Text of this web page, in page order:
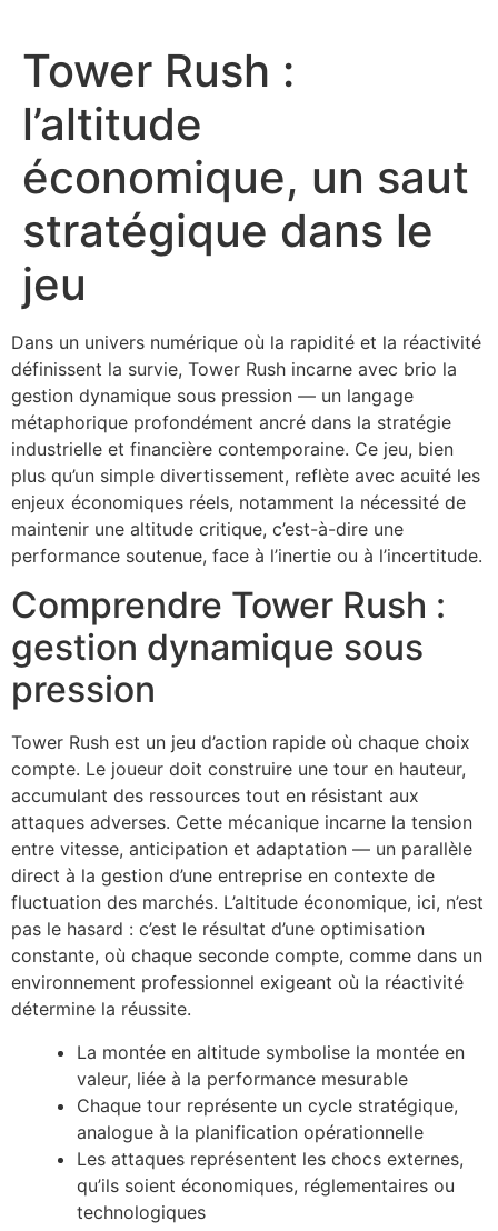
Tower Rush :
l’altitude
économique, un saut
stratégique dans le
jeu
Dans un univers numérique où la rapidité et la réactivité
définissent la survie, Tower Rush incarne avec brio la
gestion dynamique sous pression — un langage
métaphorique profondément ancré dans la stratégie
industrielle et financière contemporaine. Ce jeu, bien
plus qu’un simple divertissement, reflète avec acuité les
enjeux économiques réels, notamment la nécessité de
maintenir une altitude critique, c’est-à-dire une
performance soutenue, face à l’inertie ou à l’incertitude.
Comprendre Tower Rush :
gestion dynamique sous
pression
Tower Rush est un jeu d’action rapide où chaque choix
compte. Le joueur doit construire une tour en hauteur,
accumulant des ressources tout en résistant aux
attaques adverses. Cette mécanique incarne la tension
entre vitesse, anticipation et adaptation — un parallèle
direct à la gestion d’une entreprise en contexte de
fluctuation des marchés. L’altitude économique, ici, n’est
pas le hasard : c’est le résultat d’une optimisation
constante, où chaque seconde compte, comme dans un
environnement professionnel exigeant où la réactivité
détermine la réussite.
La montée en altitude symbolise la montée en
valeur, liée à la performance mesurable
Chaque tour représente un cycle stratégique,
analogue à la planification opérationnelle
Les attaques représentent les chocs externes,
qu’ils soient économiques, réglementaires ou
technologiques